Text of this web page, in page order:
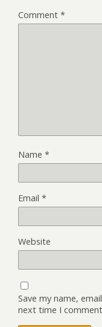
Comment *
Name *
Email *
Website
Save my name,
next time I